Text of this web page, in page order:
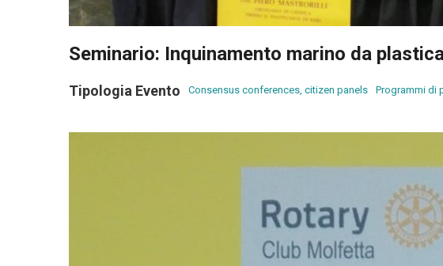
Seminario: Inquinamento marino da
Tipologia Evento Consensus conferences, citizen panels Programmi di